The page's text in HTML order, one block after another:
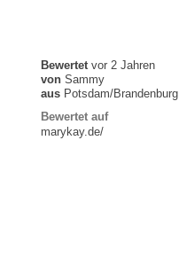
Bewertetvor 2 Jahren
von Sammy
aus Potsdam/Brandenburg
Bewertet auf
marykay.de/